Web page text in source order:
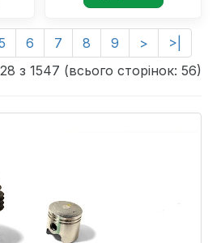
6 7 8 9 >
>|
з 1547 (всього сторінок: 56)